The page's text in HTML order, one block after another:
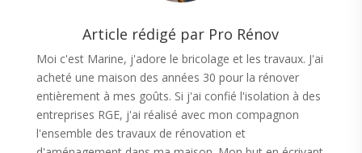
Article rédigé par Pro Rénov
Moi c'est Marine, j'adore le bricolage et les travaux. J'ai
acheté une maison des années 30 pour la rénover
entièrement à mes goûts. Si j'ai confié l'isolation à des
entreprises RGE, j'ai réalisé avec mon compagnon
l'ensemble des travaux de rénovation et